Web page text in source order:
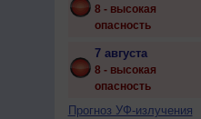
8 - высокая
опасность
7 августа
8 - высокая
опасность
Прогноз УФ-излучения